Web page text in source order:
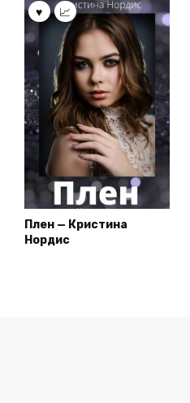
Плен — Кристина
Нордис